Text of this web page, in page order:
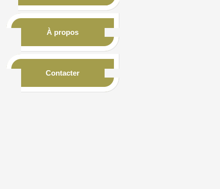
À propos
Contacter